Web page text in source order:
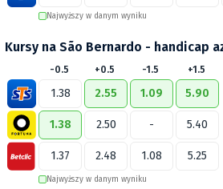
Najwyższy w danym wyniku
Kursy na São Bernardo - handicap
-0.5 +0.5 -1.5 +1.5
1.38 2.55 1.09 5.90
1.38 2.50 - 5.40
1.37 2.48 1.08 5.25
Najwyższy w danym wyniku